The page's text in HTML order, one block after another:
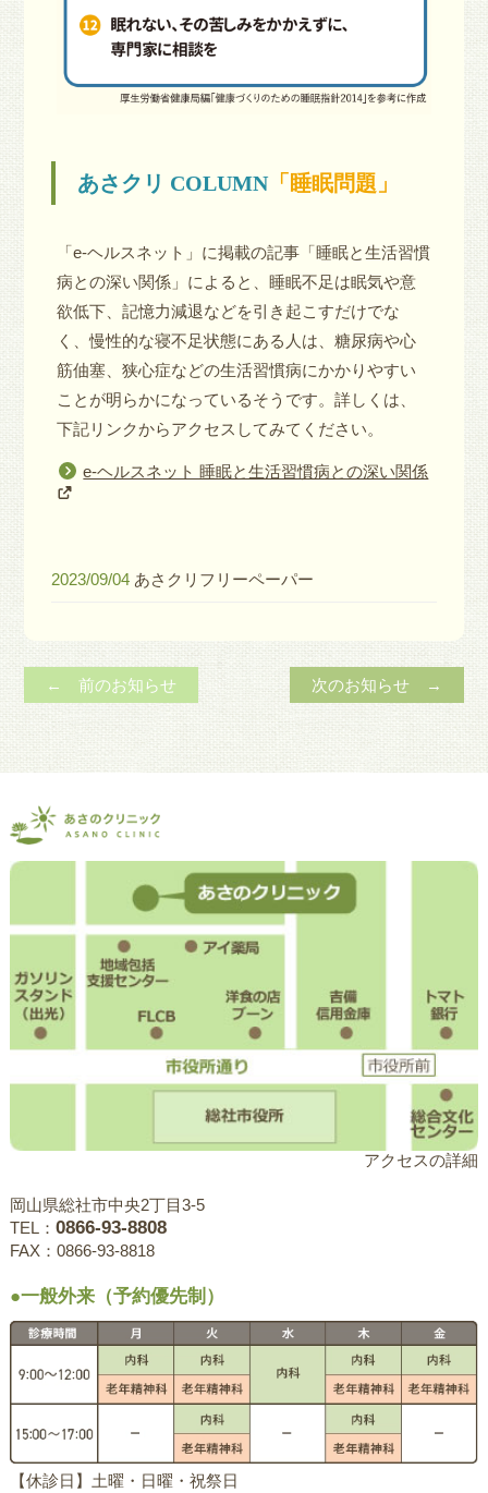
あさクリ COLUMN「睡眠問題」
「e-ヘルスネット」に掲載の記事「睡眠と生活習慣
病との深い関係」によると、睡眠不足は眠気や意
欲低下、記憶力減退などを引き起こすだけでな
く、慢性的な寝不足状態にある人は、糖尿病や心
筋伷塞、狭心症などの生活習慣病にかかりやすい
ことが明らかになっているそうです。詳しくは、
下記リンクからアクセスしてみてください。
e-ヘルスネット 睡眠と生活習慣病との深い関係
2023/09/04 あさクリフリーペーパー
← 前のお知らせ 次のお知らせ →
アクセスの詳細
岡山県総社市中央2丁目3-5
TEL： 0866-93-8808
FAX：0866-93-8818
●一般外来（予約優先制）
【休診日】土曜・日曜・祝祭日